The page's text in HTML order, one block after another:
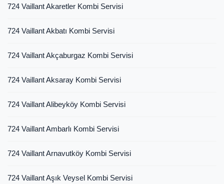
724 Vaillant Akaretler Kombi Servisi
724 Vaillant Akbatı Kombi Servisi
724 Vaillant Akçaburgaz Kombi Servisi
724 Vaillant Aksaray Kombi Servisi
724 Vaillant Alibeyköy Kombi Servisi
724 Vaillant Ambarlı Kombi Servisi
724 Vaillant Arnavutköy Kombi Servisi
724 Vaillant Aşık Veysel Kombi Servisi